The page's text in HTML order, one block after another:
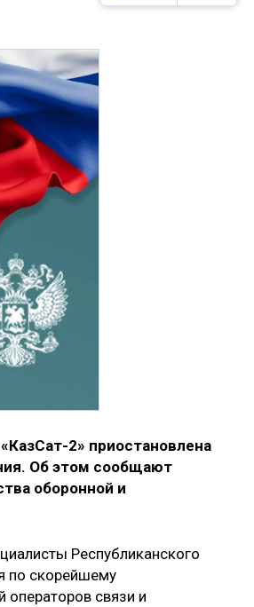
2» приостановлена
Об этом сообщают
оборонной и
Республиканского
по скорейшему
операторов связи и